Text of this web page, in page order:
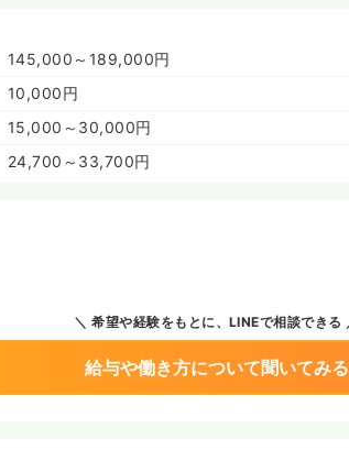
145,000～189,000円
10,000円
15,000～30,000円
24,700～33,700円
希望や経験をもとに、LINEで相談できる
給与や働き方について聞いてみる